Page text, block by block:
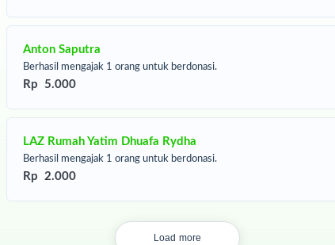
Anton Saputra
Berhasil mengajak 1 orang untuk berdonasi.
Rp 5.000
LAZ Rumah Yatim Dhuafa Rydha
Berhasil mengajak 1 orang untuk berdonasi.
Rp 2.000
Load more